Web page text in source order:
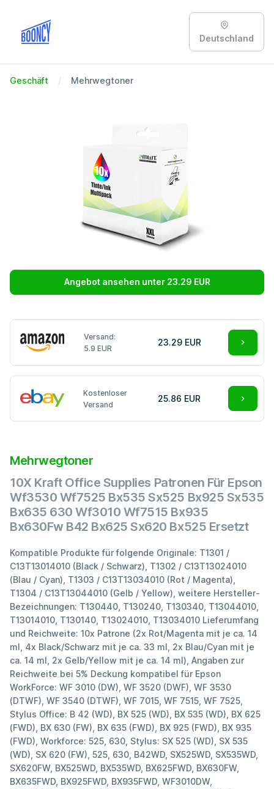
Deutschland
Geschäft Mehrwegtoner
Angebot ansehen unter 23.29 EUR
Versand:
5.9 EUR
23.29 EUR
Kostenloser
Versand
25.86 EUR
Mehrwegtoner
10X Kraft Office Supplies Patronen Für Epson
Wf3530 Wf7525 Bx535 Sx525 Bx925 Sx535
Bx635 630 Wf3010 Wf7515 Bx935
Bx630Fw B42 Bx625 Sx620 Bx525 Ersetzt
Kompatible Produkte für folgende Originale: T1301 /
C13T13014010 (Black / Schwarz), T1302 / C13T13024010
(Blau / Cyan), T1303 / C13T13034010 (Rot / Magenta),
T1304 / C13T13044010 (Gelb / Yellow), weitere Hersteller-
Bezeichnungen: T130440, T130240, T130340, T13044010,
T13014010, T130140, T13024010, T13034010 Lieferumfang
und Reichweite: 10x Patrone (2x Rot/Magenta mit je ca. 14
ml, 4x Black/Schwarz mit je ca. 33 ml, 2x Blau/Cyan mit je
ca. 14 ml, 2x Gelb/Yellow mit je ca. 14 ml), Angaben zur
Reichweite bei 5% Deckung kompatibel für Epson
WorkForce: WF 3010 (DW), WF 3520 (DWF), WF 3530
(DTWF), WF 3540 (DTWF), WF 7015, WF 7515, WF 7525,
Stylus Office: B 42 (WD), BX 525 (WD), BX 535 (WD), BX 625
(FWD), BX 630 (FW), BX 635 (FWD), BX 925 (FWD), BX 935
(FWD), Workforce: 525, 630, Stylus: SX 525 (WD), SX 535
(WD), SX 620 (FW), 525, 630, B42WD, SX525WD, SX535WD,
SX620FW, BX525WD, BX535WD, BX625FWD, BX630FW,
BX635FWD, BX925FWD, BX935FWD, WF3010DW,